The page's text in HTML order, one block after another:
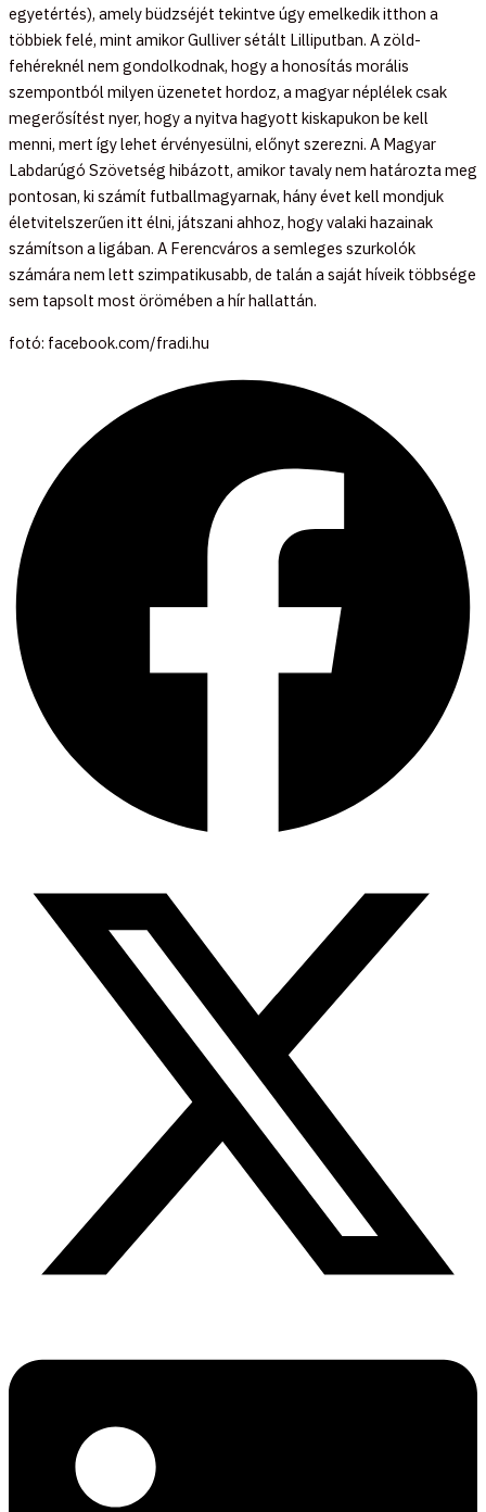
egyetértés), amely büdzséjét tekintve úgy emelkedik itthon a
többiek felé, mint amikor Gulliver sétált Lilliputban. A zöld-
fehéreknél nem gondolkodnak, hogy a honosítás morális
szempontból milyen üzenetet hordoz, a magyar néplélek csak
megerősítést nyer, hogy a nyitva hagyott kiskapukon be kell
menni, mert így lehet érvényesülni, előnyt szerezni. A Magyar
Labdarúgó Szövetség hibázott, amikor tavaly nem határozta meg
pontosan, ki számít futballmagyarnak, hány évet kell mondjuk
életvitelszerűen itt élni, játszani ahhoz, hogy valaki hazainak
számítson a ligában. A Ferencváros a semleges szurkolók
számára nem lett szimpatikusabb, de talán a saját híveik többsége
sem tapsolt most örömében a hír hallattán.
fotó: facebook.com/fradi.hu